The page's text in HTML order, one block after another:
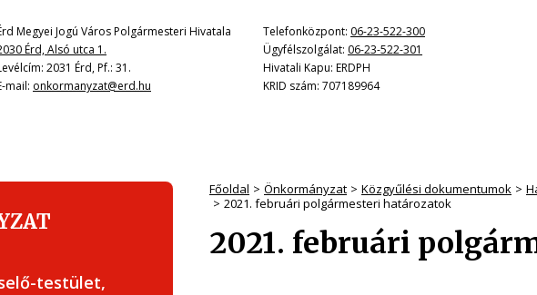
Megyei Jogú Város Polgármesteri Hivatala
Érd, Alsó utca 1.
2031 Érd, Pf.: 31.
mail: onkormanyzat@erd.hu
Telefonközpont: 06-23-522-300
Ügyfélszolgálat: 06-23-522-301
Hivatali Kapu: ERDPH
KRID szám: 707189964
Főoldal Önkormányzat Közgyűlési dokumentumok
2021. februári polgármesteri határozatok
2021. februári
testület,